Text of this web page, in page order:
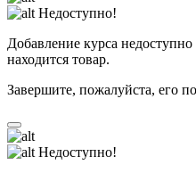
Недоступно!
Добавление курса
находится товар.
Завершите, пожалуйста, его
Недоступно!